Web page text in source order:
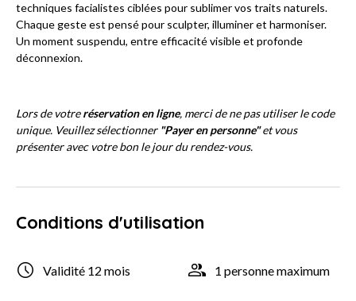
techniques facialistes ciblées pour sublimer vos traits naturels.
Chaque geste est pensé pour sculpter, illuminer et harmoniser.
Un moment suspendu, entre efficacité visible et profonde
déconnexion.
Lors de votreréservation en ligne, merci de ne pas utiliser le code
unique. Veuillez sélectionner "Payer en personne"et vous
présenter avec votre bon le jour du rendez-vous.
Conditions d'utilisation
Validité 12 mois 1 personne maximum